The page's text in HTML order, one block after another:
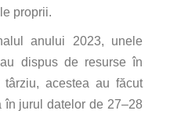
proprii.
anului 2023, unele
dispus de resurse în
acestea au făcut
jurul datelor de 27–28